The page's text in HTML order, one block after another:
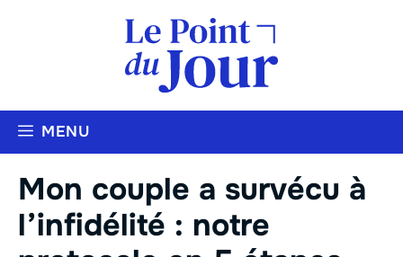
MENU
Mon couple a survécu à
l’infidélité : notre